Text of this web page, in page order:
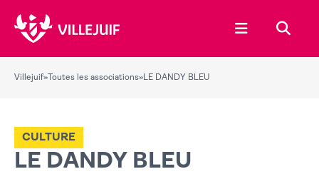
Ouvrir le
Villejuif» Toutes les associations»LE DANDY BLEU
LE DANDY BLEU
CULTURE